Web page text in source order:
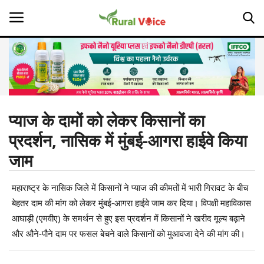
Home
Contact
About Us
Leadership Profiles
Opinion
Politics
Magazine
प्याज के दामों को लेकर किसानों का
प्रदर्शन, नासिक में मुंबई-आगरा हाईवे किया
जाम
महाराष्ट्र के नासिक जिले में किसानों ने प्याज की कीमतों में भारी गिरावट के बीच
बेहतर दाम की मांग को लेकर मुंबई-आगरा हाईवे जाम कर दिया। विपक्षी महाविकास
आघाड़ी (एमवीए) के समर्थन से हुए इस प्रदर्शन में किसानों ने खरीद मूल्य बढ़ाने
और औने-पौने दाम पर फसल बेचने वाले किसानों को मुआवजा देने की मांग की।